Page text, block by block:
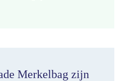
Merkelbag zijn